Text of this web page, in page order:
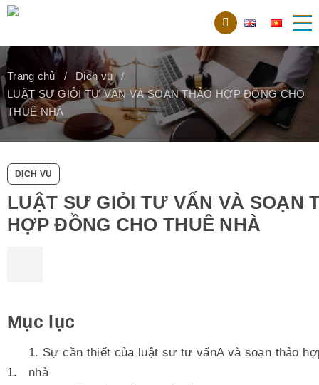
Trang chủ
Dịch vụ
LUẬT SƯ GIỎI TƯ VẤN VÀ SOẠN THẢO HỢP ĐỒNG CHO
THUÊ NHÀ
DỊCH VỤ
LUẬT SƯ GIỎI TƯ VẤN VÀ SOẠN
HỢP ĐỒNG CHO THUÊ NHÀ
Mục lục
1. Sự cần thiết của luật sư tư vấnA và soạn thảo
nhà